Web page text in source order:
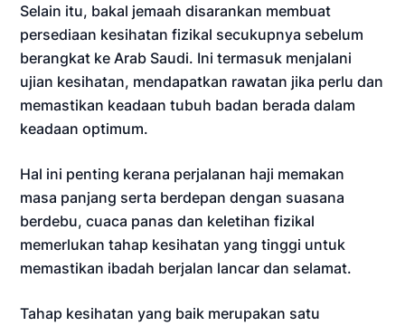
Selain itu, bakal jemaah disarankan membuat
persediaan kesihatan fizikal secukupnya sebelum
berangkat ke Arab Saudi. Ini termasuk menjalani
ujian kesihatan, mendapatkan rawatan jika perlu dan
memastikan keadaan tubuh badan berada dalam
keadaan optimum.
Hal ini penting kerana perjalanan haji memakan
masa panjang serta berdepan dengan suasana
berdebu, cuaca panas dan keletihan fizikal
memerlukan tahap kesihatan yang tinggi untuk
memastikan ibadah berjalan lancar dan selamat.
Tahap kesihatan yang baik merupakan satu